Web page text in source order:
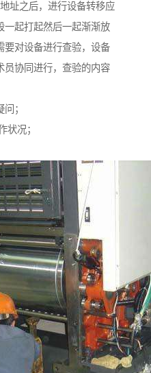
址之后，进行设备转移应
一起打起然后一起渐渐放
要对设备进行查验，设备
员协同进行，查验的内容
；
状况；